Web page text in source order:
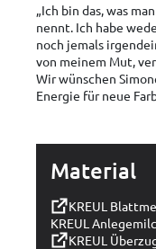
„Ich bin das, was
nennt. Ich habe
noch jemals
von meinem Mut,
Wir wünschen
Energie für neue
Material
KREUL
KREUL
KREUL